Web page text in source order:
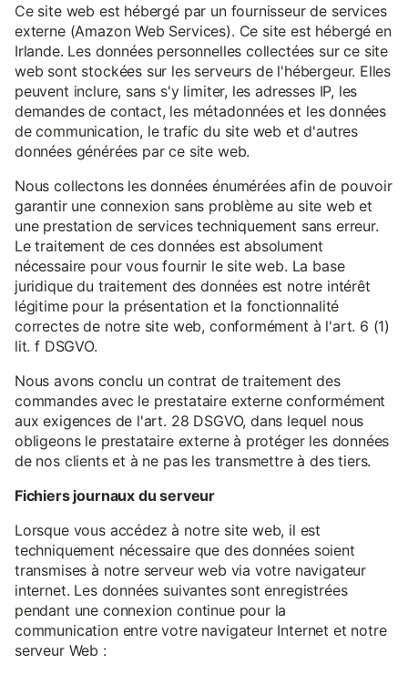
Ce site web est hébergé par un fournisseur de services
externe (Amazon Web Services). Ce site est hébergé en
Irlande. Les données personnelles collectées sur ce site
web sont stockées sur les serveurs de l'hébergeur. Elles
peuvent inclure, sans s'y limiter, les adresses IP, les
demandes de contact, les métadonnées et les données
de communication, le trafic du site web et d'autres
données générées par ce site web.
Nous collectons les données énumérées afin de pouvoir
garantir une connexion sans problème au site web et
une prestation de services techniquement sans erreur.
Le traitement de ces données est absolument
nécessaire pour vous fournir le site web. La base
juridique du traitement des données est notre intérêt
légitime pour la présentation et la fonctionnalité
correctes de notre site web, conformément à l'art. 6 (1)
lit. f DSGVO.
Nous avons conclu un contrat de traitement des
commandes avec le prestataire externe conformément
aux exigences de l'art. 28 DSGVO, dans lequel nous
obligeons le prestataire externe à protéger les données
de nos clients et à ne pas les transmettre à des tiers.
Fichiers journaux du serveur
Lorsque vous accédez à notre site web, il est
techniquement nécessaire que des données soient
transmises à notre serveur web via votre navigateur
internet. Les données suivantes sont enregistrées
pendant une connexion continue pour la
communication entre votre navigateur Internet et notre
serveur Web :